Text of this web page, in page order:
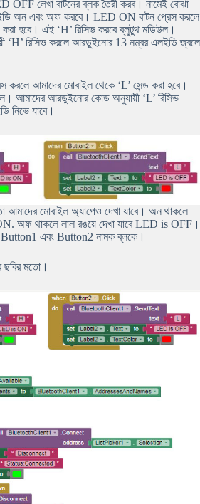
লেখা বাটনের ব্লক তৈরী করব। নামেই বোঝা
অন এবং অফ করবে। LED ON বাটন প্রেস করলে
করা হবে। এই ‘H’ রিসিভ করবে ব্লুটুথ মডিউল।
‘H’ রিসিভ করলে আরডুইনোর 13 নম্বর এলইডি জ্বলে
আমাদের মোবাইল থেকে ‘L’ সেন্ড করা হবে।
আমাদের আরডুইনোর কোড অনুযায়ী ‘L’ রিসিভ
নিভে যাবে।
মোবাইল অ্যাপেও দেখা যাবে। অন থাকলে
অফ থাকলে লাল রঙয়ে দেখা যাবে LED is OFF।
এবং Button2 নামক ব্লকে।
ছবির মতো।